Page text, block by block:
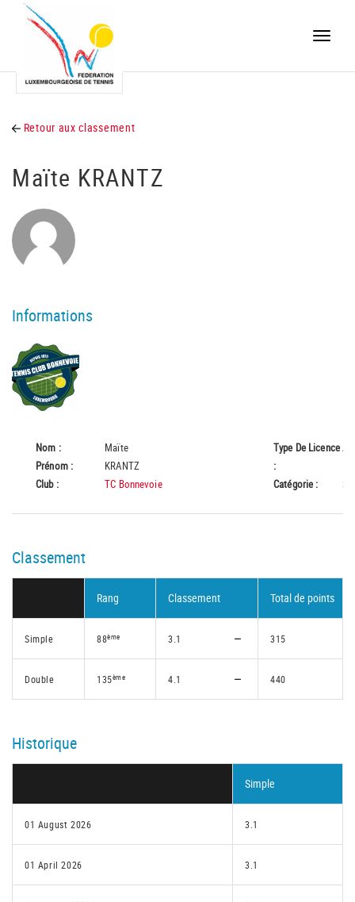
Toggle
Retour aux classement
Maïte KRANTZ
Informations
Nom :
Maïte
Prénom :
KRANTZ
Club :
TC Bonnevoie
Type De Licence
:
A
Catégorie :
Classement
Rang Classement Total de points
Simple 88ème 3.1 315
Double 135ème 4.1 440
Historique
Simple
01 August 2026 3.1
01 April 2026 3.1